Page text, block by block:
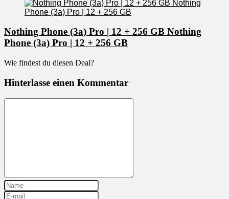
Nothing Phone (3a) Pro | 12 + 256 GB Nothing
Phone (3a) Pro | 12 + 256 GB
Wie findest du diesen Deal?
Hinterlasse einen Kommentar